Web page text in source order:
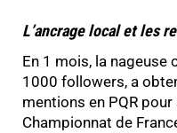
L’ancrage local et les
En 1 mois, la nageuse
1000 followers, a
mentions en PQR
Championnat de